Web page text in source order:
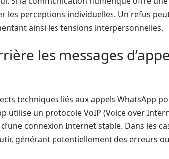
les perceptions individuelles. Un refus
ainsi les tensions interpersonnelles.
les messages
techniques liés aux appels WhatsApp
utilise un protocole VoIP (Voice over
connexion Internet stable. Dans les
générant potentiellement des erreurs